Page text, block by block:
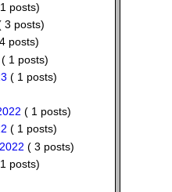
posts)
3 posts)
posts)
( 1 posts)
( 1 posts)
( 1 posts)
( 1 posts)
( 3 posts)
posts)